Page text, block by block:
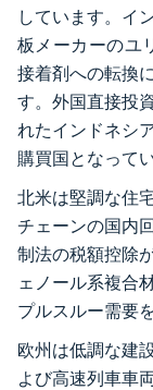
しています。イ
板メーカーのユ
接着剤への転換
す。外国直接投
れたインドネシ
購買国となって
北米は堅調な住
チェーンの国内
制法の税額控除
ェノール系複合
プルスルー需要
欧州は低調な建
よび高速列車車